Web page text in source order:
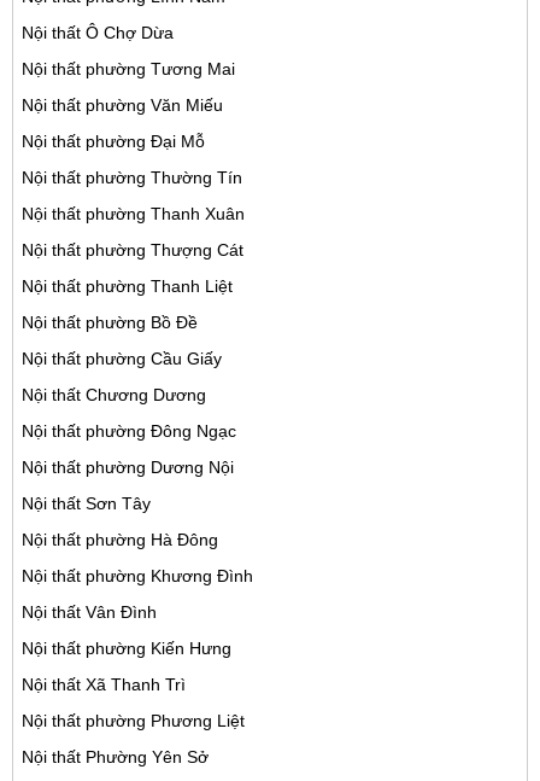
Nội thất Ô Chợ Dừa
Nội thất phường Tương Mai
Nội thất phường Văn Miếu
Nội thất phường Đại Mỗ
Nội thất phường Thường Tín
Nội thất phường Thanh Xuân
Nội thất phường Thượng Cát
Nội thất phường Thanh Liệt
Nội thất phường Bồ Đề
Nội thất phường Cầu Giấy
Nội thất Chương Dương
Nội thất phường Đông Ngạc
Nội thất phường Dương Nội
Nội thất Sơn Tây
Nội thất phường Hà Đông
Nội thất phường Khương Đình
Nội thất Vân Đình
Nội thất phường Kiến Hưng
Nội thất Xã Thanh Trì
Nội thất phường Phương Liệt
Nội thất Phường Yên Sở